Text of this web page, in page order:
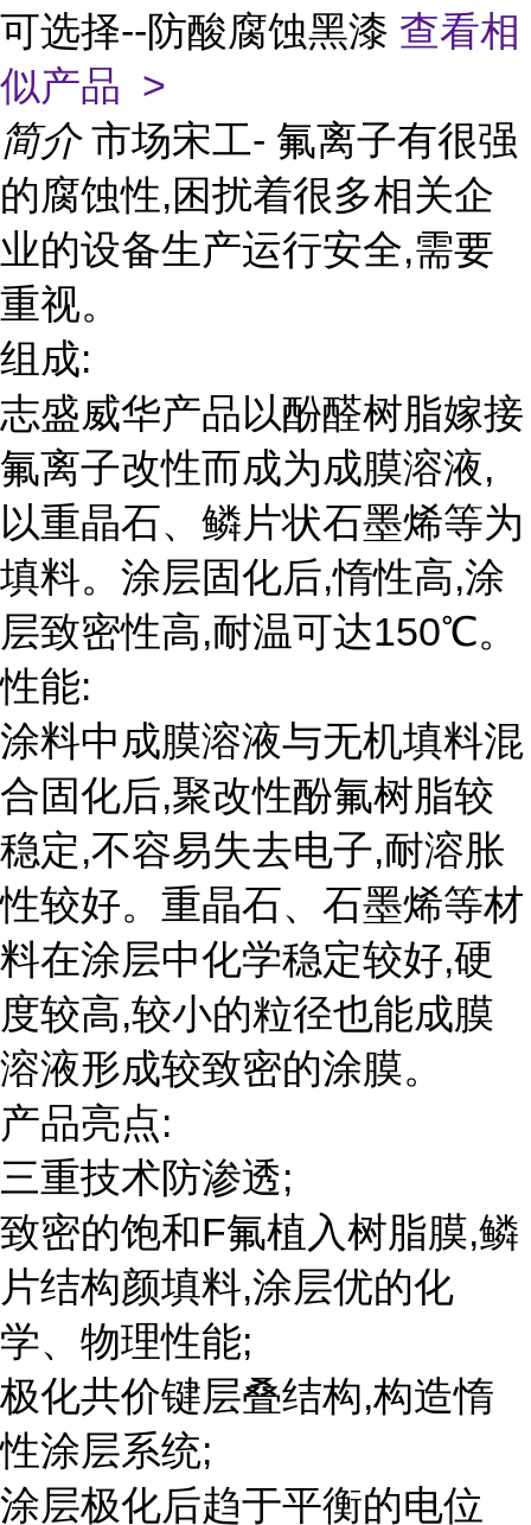
可选择--防酸腐蚀黑漆 查看相
似产品 >
简介 市场宋工- 氟离子有很强
的腐蚀性,困扰着很多相关企
业的设备生产运行安全,需要
重视。
组成:
志盛威华产品以酚醛树脂嫁接
氟离子改性而成为成膜溶液,
以重晶石、鳞片状石墨烯等为
填料。涂层固化后,惰性高,涂
层致密性高,耐温可达150℃。
性能:
涂料中成膜溶液与无机填料混
合固化后,聚改性酚氟树脂较
稳定,不容易失去电子,耐溶胀
性较好。重晶石、石墨烯等材
料在涂层中化学稳定较好,硬
度较高,较小的粒径也能成膜
溶液形成较致密的涂膜。
产品亮点:
三重技术防渗透;
致密的饱和F氟植入树脂膜,鳞
片结构颜填料,涂层优的化
学、物理性能;
极化共价键层叠结构,构造惰
性涂层系统;
涂层极化后趋于平衡的电位